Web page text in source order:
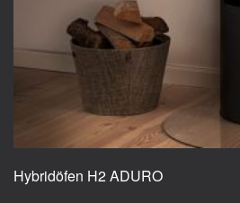
Hybridöfen H2 ADURO